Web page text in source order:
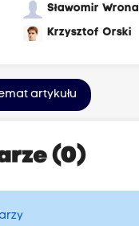
Sławomir Wrona
Krzysztof Orski
artykułu
(0)